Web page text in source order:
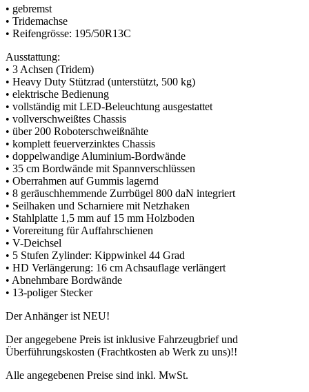
• gebremst
• Tridemachse
• Reifengrösse: 195/50R13C
Ausstattung:
• 3 Achsen (Tridem)
• Heavy Duty Stützrad (unterstützt, 500 kg)
• elektrische Bedienung
• vollständig mit LED-Beleuchtung ausgestattet
• vollverschweißtes Chassis
• über 200 Roboterschweißnähte
• komplett feuerverzinktes Chassis
• doppelwandige Aluminium-Bordwände
• 35 cm Bordwände mit Spannverschlüssen
• Oberrahmen auf Gummis lagernd
• 8 geräuschhemmende Zurrbügel 800 daN integriert
• Seilhaken und Scharniere mit Netzhaken
• Stahlplatte 1,5 mm auf 15 mm Holzboden
• Vorereitung für Auffahrschienen
• V-Deichsel
• 5 Stufen Zylinder: Kippwinkel 44 Grad
• HD Verlängerung: 16 cm Achsauflage verlängert
• Abnehmbare Bordwände
• 13-poliger Stecker
Der Anhänger ist NEU!
Der angegebene Preis ist inklusive Fahrzeugbrief und
Überführungskosten (Frachtkosten ab Werk zu uns)!!
Alle angegebenen Preise sind inkl. MwSt.